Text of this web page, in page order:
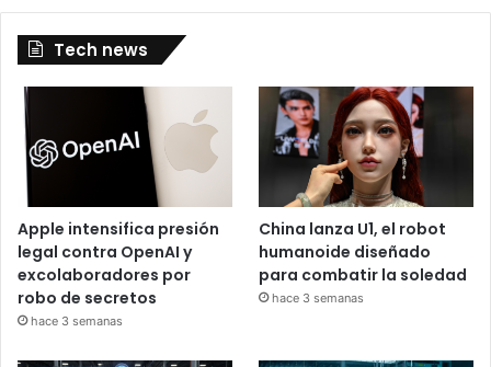
Tech news
Apple intensifica presión
legal contra OpenAI y
excolaboradores por
robo de secretos
hace 3 semanas
China lanza U1, el robot
humanoide diseñado
para combatir la soledad
hace 3 semanas